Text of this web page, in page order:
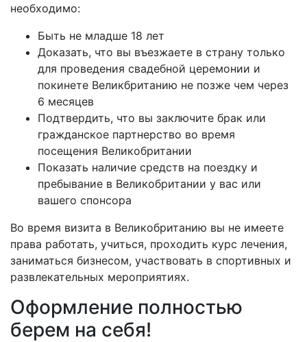
необходимо:
Быть не младше 18 лет
Доказать, что вы въезжаете в страну только
для проведения свадебной церемонии и
покинете Великбританию не позже чем через
6 месяцев
Подтвердить, что вы заключите брак или
гражданское партнерство во время
посещения Великобритании
Показать наличие средств на поездку и
пребывание в Великобритании у вас или
вашего спонсора
Во время визита в Великобританию вы не имеете
права работать, учиться, проходить курс лечения,
заниматься бизнесом, участвовать в спортивных и
развлекательных мероприятиях.
Оформление полностью
берем на себя!